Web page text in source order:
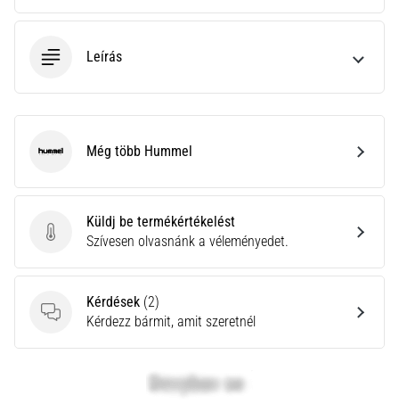
Leírás
Küldj be termékértékelést
Küldj be termékértékelést
Szívesen olvasnánk a véleményedet.
Kérdések
Kérdések (2)
Kérdezz bármit, amit szeretnél
HummelMég több Hummel